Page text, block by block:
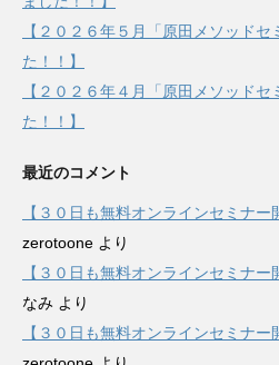
【２０２６年５月「原田メソッド
た！！】
【２０２６年４月「原田メソッド
た！！】
最近のコメント
【３０日も無料オンラインセミナー
zerotoone より
【３０日も無料オンラインセミナー
なみ より
【３０日も無料オンラインセミナー